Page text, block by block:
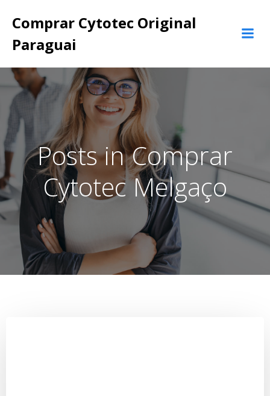
para
Comprar Cytotec Original
Paraguai
Posts in Comprar
Cytotec Melgaço